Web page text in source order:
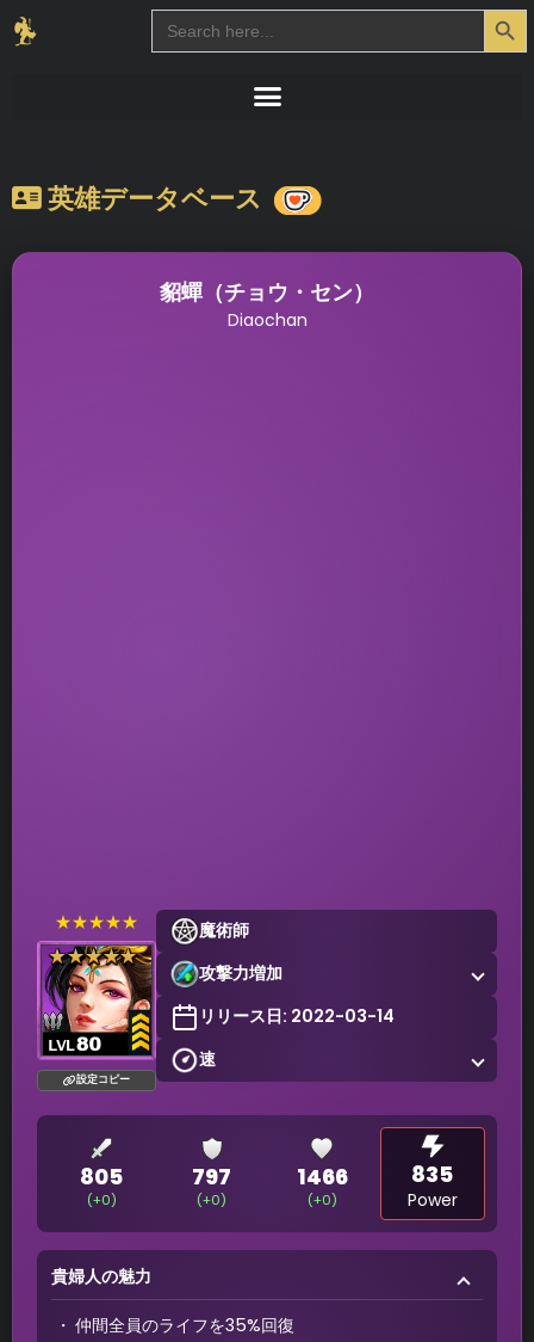
Search
for:
Search Button
英雄データベース
貂蟬（チョウ・セン）
Diaochan
★★★★★
設定コピー
魔術師
攻撃力増加
リリース日: 2022-03-14
速
805
(+0)
797
(+0)
1466
(+0)
835
Power
貴婦人の魅力
仲間全員のライフを35%回復